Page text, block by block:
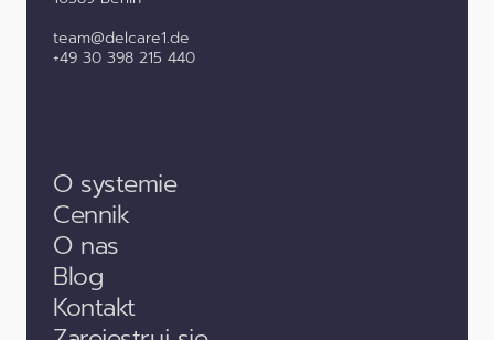
O systemie
Cennik
O nas
Blog
Kontakt
team@delcare1.de
+49 30 398 215 440